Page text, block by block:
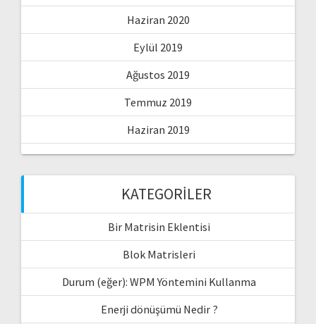
Haziran 2020
Eylül 2019
Ağustos 2019
Temmuz 2019
Haziran 2019
KATEGORILER
Bir Matrisin Eklentisi
Blok Matrisleri
Durum (eğer): WPM Yöntemini Kullanma
Enerji dönüşümü Nedir ?